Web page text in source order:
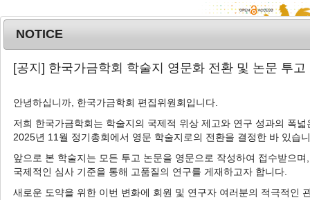
T
o
e
n
a
MENU
Advanced Search List
NOTICE
[공지] 한국가금학회 학술지 영문화 전환 및 논문 투고
안녕하십니까, 한국가금학회 편집위원회입니다.
저희 한국가금학회는 학술지의 국제적 위상 제고와 연구 성과의 폭넓
2025년 11월 정기총회에서 영문 학술지로의 전환을 결정한 바 있습
앞으로 본 학술지는 모든 투고 논문을 영문으로 작성하여 접수받으며,
국제적인 심사 기준을 통해 고품질의 연구를 게재하고자 합니다.
새로운 도약을 위한 이번 변화에 회원 및 연구자 여러분의 적극적인